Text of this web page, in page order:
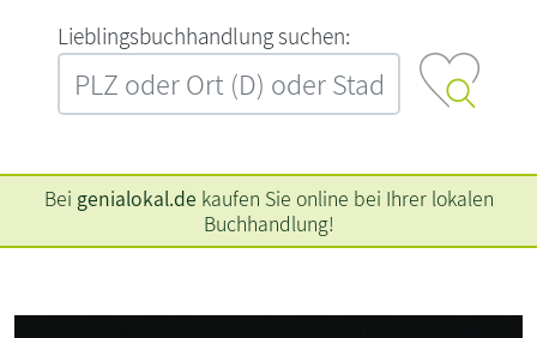
L‍i‍e‍b‍l‍i‍n‍g‍s‍b‍u‍c‍h‍h‍a‍n‍d‍l‍u‍n‍g‍ ‍s‍u‍c‍h‍e‍n‍:‍
Bei genialokal.de kaufen Sie online bei Ihrer lokalen
Buchhandlung!